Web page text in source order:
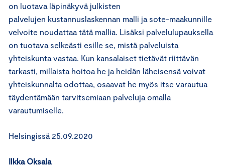
on luotava läpinäkyvä julkisten
palvelujen kustannuslaskennan malli ja sote-maakunnille
velvoite noudattaa tätä mallia. Lisäksi palvelulupauksella
on tuotava selkeästi esille se, mistä palveluista
yhteiskunta vastaa. Kun kansalaiset tietävät riittävän
tarkasti, millaista hoitoa he ja heidän läheisensä voivat
yhteiskunnalta odottaa, osaavat he myös itse varautua
täydentämään tarvitsemiaan palveluja omalla
varautumiselle.
Helsingissä 25.09.2020
Ilkka Oksala